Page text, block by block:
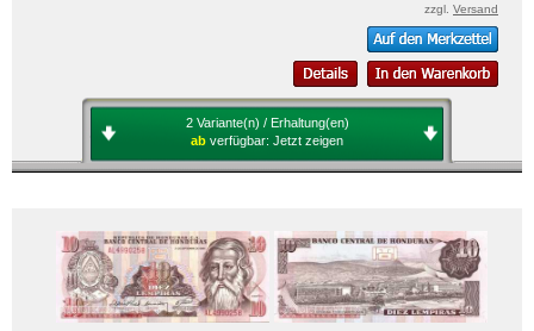
Privatsphäre und Datenschutz
Widerrufsbelehrung
Liefer- und Versandkosten
Impressum
zzgl. Versand
2 Variante(n) / Erhaltung(en)
ab verfügbar: Jetzt zeigen